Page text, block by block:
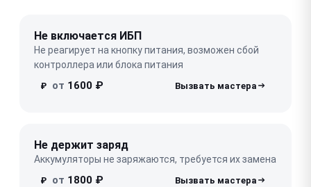
Не включается ИБП
Не реагирует на кнопку питания, возможен сбой
контроллера или блока питания
₽ от 1600 ₽
Не держит заряд
Аккумуляторы не заряжаются, требуется их замена
₽ от 1800 ₽